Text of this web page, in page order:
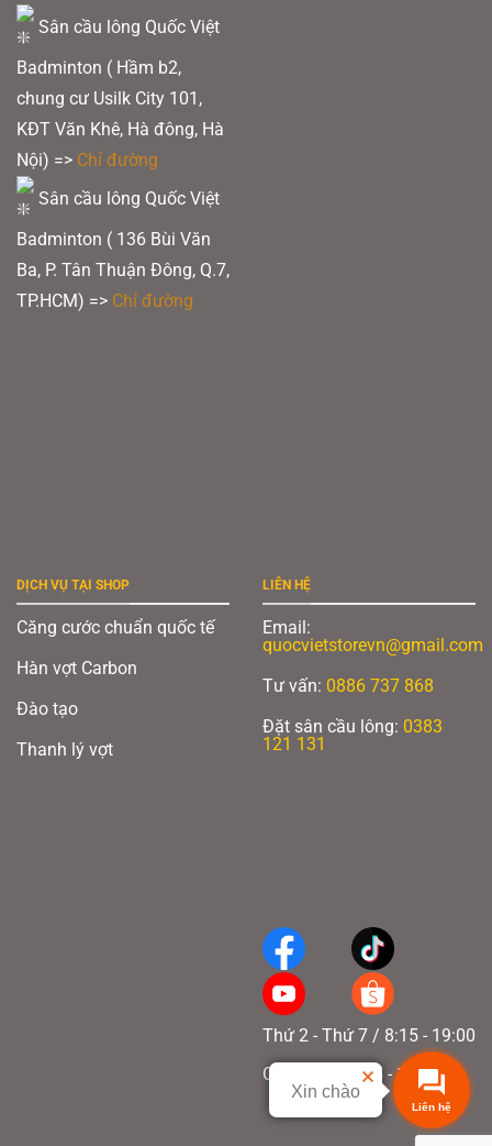
Sân cầu lông Quốc Việt
Badminton ( Hầm b2,
chung cư Usilk City 101,
KĐT Văn Khê, Hà đông, Hà
Nội) => Chỉ đường
Sân cầu lông Quốc Việt
Badminton ( 136 Bùi Văn
Ba, P. Tân Thuận Đông, Q.7,
TP.HCM) => Chỉ đường
DỊCH VỤ TẠI SHOP
Căng cước chuẩn quốc tế
Hàn vợt Carbon
Đào tạo
Thanh lý vợt
LIÊN HỆ
Email:
quocvietstorevn@gmail.com
Tư vấn: 0886 737 868
Đặt sân cầu lông: 0383
121 131
Thứ 2 - Thứ 7 / 8:15 - 19:00
Chủ nhật / 8:15 - 17:00
Liên hệ
Xin chào